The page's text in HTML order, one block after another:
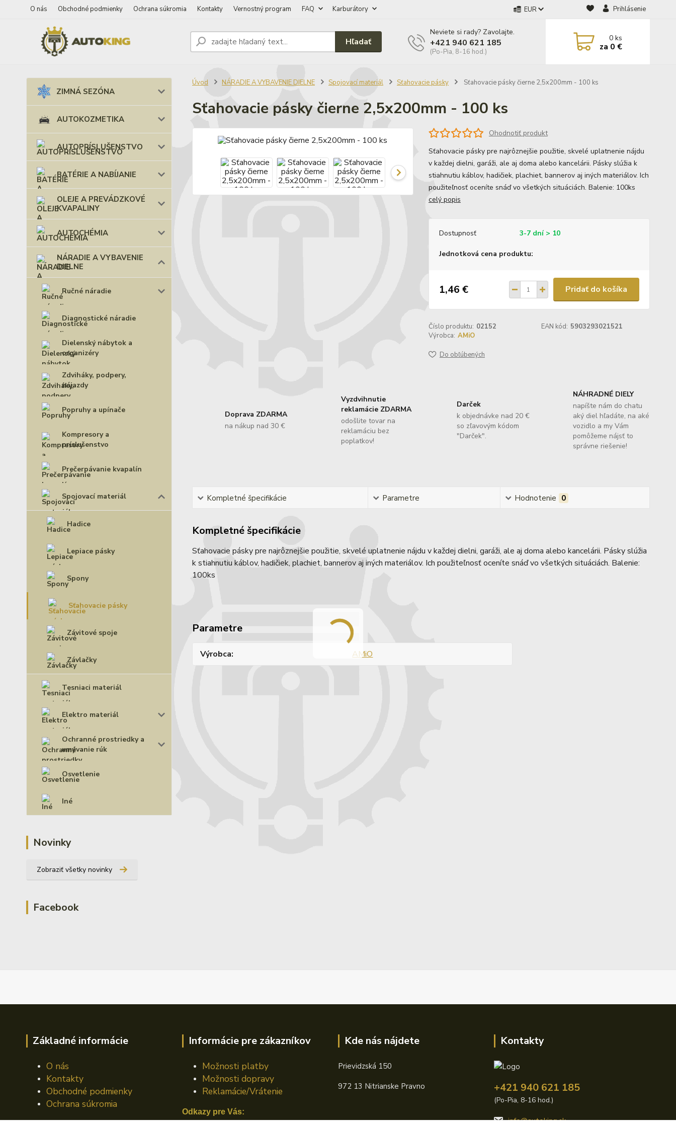
O nás Obchodné podmienky Ochrana súkromia Kontakty Vernostný program FAQ Karburátory EUR Prihlásenie
Hľadať
Neviete si rady? Zavolajte.
+421 940 621 185
(Po-Pia, 8-16 hod.)
0ks
za 0 €
ZIMNÁ SEZÓNA
AUTOKOZMETIKA
AUTOPRÍSLUŠENSTVO
BATÉRIE A NABÍJANIE
OLEJE A PREVÁDZKOVÉ
KVAPALINY
AUTOCHÉMIA
NÁRADIE A VYBAVENIE
DIELNE
Ručné náradie
Diagnostické náradie
Dielenský nábytok a
organizéry
Zdviháky, podpery,
nájazdy
Popruhy a upínače
Kompresory a
príslušenstvo
Prečerpávanie kvapalín
Spojovací materiál
Hadice
Lepiace pásky
Spony
Sťahovacie pásky
Závitové spoje
Závlačky
Tesniaci materiál
Elektro materiál
Ochranné prostriedky a
umývanie rúk
Osvetlenie
Iné
Novinky
Zobraziť všetky novinky
Facebook
Úvod NÁRADIE A VYBAVENIE DIELNE Spojovací materiál Sťahovacie pásky Sťahovacie pásky čierne 2,5x200mm - 100 ks
Sťahovacie pásky čierne 2,5x200mm - 100 ks
Ohodnotiť produkt
Sťahovacie pásky pre najrôznejšie použitie, skvelé uplatnenie nájdu
v každej dielni, garáži, ale aj doma alebo kancelárii. Pásky slúžia k
stiahnutiu káblov, hadičiek, plachiet, bannerov aj iných materiálov. Ich
použiteľnosť oceníte snáď vo všetkých situáciách. Balenie: 100ks
celý popis
Dostupnosť 3-7 dní > 10
Jednotková cena produktu:
1,46 € Pridať do košíka
Číslo produktu: 02152 EAN kód: 5903293021521
Výrobca: AMiO
Do obľúbených
Doprava ZDARMA
na nákup nad 30 €
Vyzdvihnutie
reklamácie ZDARMA
odošlite tovar na
reklamáciu bez
poplatkov!
Darček
k objednávke nad 20 €
so zľavovým kódom
"Darček".
NÁHRADNÉ DIELY
napíšte nám do chatu
aký diel hľadáte, na aké
vozidlo a my Vám
pomôžeme nájsť to
správne riešenie!
Kompletné špecifikácie Parametre Hodnotenie 0
Kompletné špecifikácie
Sťahovacie pásky pre najrôznejšie použitie, skvelé uplatnenie nájdu v každej dielni, garáži, ale aj doma alebo kancelárii. Pásky slúžia
k stiahnutiu káblov, hadičiek, plachiet, bannerov aj iných materiálov. Ich použiteľnosť oceníte snáď vo všetkých situáciách. Balenie:
100ks
Parametre
Výrobca AMiO
Základné informácie
O nás
Kontakty
Obchodné podmienky
Ochrana súkromia
Informácie pre zákazníkov
Možnosti platby
Možnosti dopravy
Reklamácie/Vrátenie
Odkazy pre Vás:
Kde nás nájdete
Prievidzská 150
972 13 Nitrianske Pravno
Kontakty
+421 940 621 185
(Po-Pia, 8-16 hod.)
info@autoking.sk